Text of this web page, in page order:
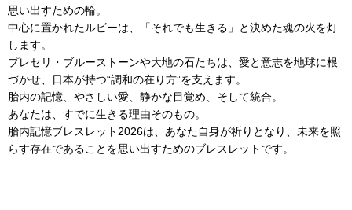
思い出すための輪。
中心に置かれたルビーは、「それでも生きる」と決めた魂の火を灯
します。
プレセリ・ブルーストーンや大地の石たちは、愛と意志を地球に根
づかせ、日本が持つ“調和の在り方”を支えます。
胎内の記憶、やさしい愛、静かな目覚め、そして統合。
あなたは、すでに生きる理由そのもの。
胎内記憶ブレスレット2026は、あなた自身が祈りとなり、未来を照
らす存在であることを思い出すためのブレスレットです。